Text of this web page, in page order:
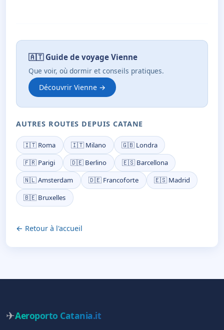
🇦🇹 Guide de voyage Vienne
Que voir, où dormir et conseils pratiques.
Découvrir Vienne →
AUTRES ROUTES DEPUIS CATANE
🇮🇹 Roma 🇮🇹 Milano
🇬🇧 Londra
🇫🇷 Parigi
🇩🇪 Berlino
🇪🇸 Barcellona
🇳🇱 Amsterdam
🇩🇪 Francoforte
🇪🇸 Madrid
🇧🇪 Bruxelles
← Retour à l'accueil
✈Aeroporto Catania.it